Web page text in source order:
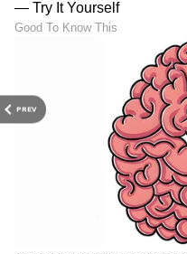
PREV
Asianet News